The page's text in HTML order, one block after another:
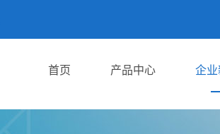
首页 产品中心 企业